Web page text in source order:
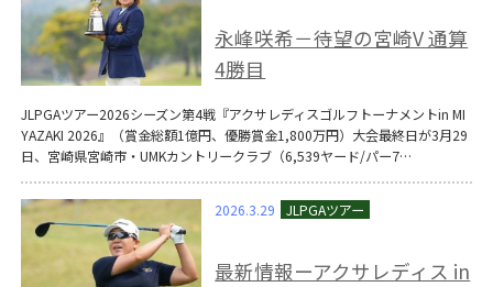
永峰咲希－待望の宮崎V 通算
4勝目
JLPGAツアー2026シーズン第4戦『アクサレディスゴルフトーナメントin MI
YAZAKI 2026』（賞金総額1億円、優勝賞金1,800万円）大会最終日が3月29
日、宮崎県宮崎市・UMKカントリークラブ（6,539ヤード/パー7…
2026.3.29
最新情報ーアクサレディス in